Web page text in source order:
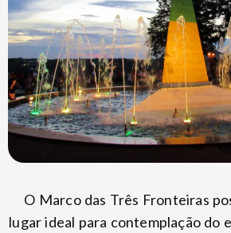
O Marco das Três Fronteiras
lugar ideal para contemplação do